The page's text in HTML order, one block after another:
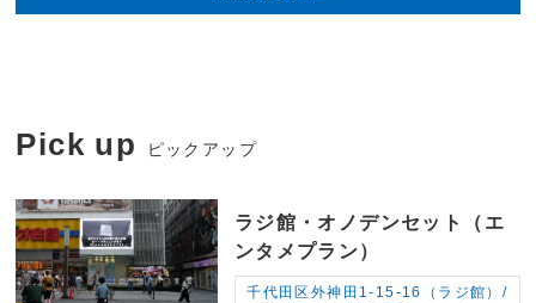
Pick up ピックアップ
ラジ館・オノデンセット（エ
ンタメプラン）
千代田区外神田1-15-16（ラジ館）/